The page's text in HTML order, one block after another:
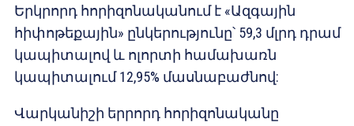
Երկրորդ հորիզոնականում է «Ազգային
հիփոթեքային» ընկերությունը՝ 59,3 մլրդ դրամ
կապիտալով և ոլորտի համախառն
կապիտալում 12,95% մասնաբաժնով:
Վարկանիշի երրորդ հորիզոնականը